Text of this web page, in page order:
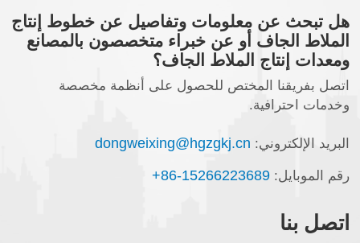
هل تبحث عن معلومات وتفاصيل عن خطوط إنتاج
الملاط الجاف أو عن خبراء متخصصون بالمصانع
ومعدات إنتاج الملاط الجاف؟
اتصل بفريقنا المختص للحصول على أنظمة مخصصة
وخدمات احترافية.
البريد الإلكتروني: dongweixing@hgzgkj.cn
رقم الموبايل:+86-15266223689
اتصل بنا